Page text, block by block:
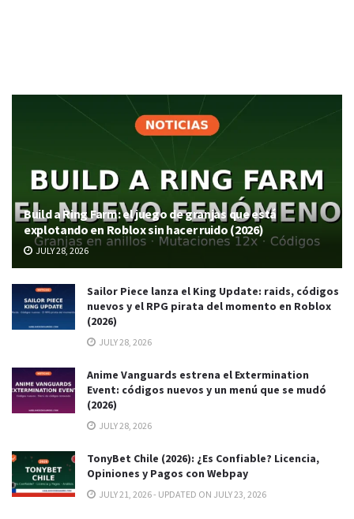
Build a Ring Farm: el juego de granjas que está
explotando en Roblox sin hacer ruido (2026)
JULY 28, 2026
Sailor Piece lanza el King Update: raids, códigos
nuevos y el RPG pirata del momento en Roblox
(2026)
JULY 28, 2026
Anime Vanguards estrena el Extermination
Event: códigos nuevos y un menú que se mudó
(2026)
JULY 28, 2026
TonyBet Chile (2026): ¿Es Confiable? Licencia,
Opiniones y Pagos con Webpay
JULY 21, 2026 - UPDATED ON JULY 23, 2026